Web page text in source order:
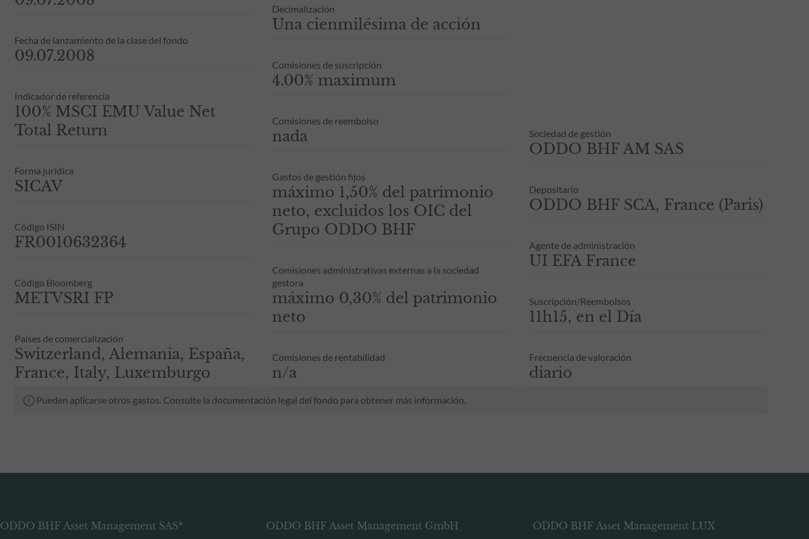
Fecha de lanzamiento de la clase del fondo
09.07.2008
Indicador de referencia
100% MSCI EMU Value Net
Total Return
Forma jurídica
SICAV
Código ISIN
FR0010632364
Código Bloomberg
METVSRI FP
Países de comercialización
Switzerland, Alemania, España,
France, Italy, Luxemburgo
Decimalización
Una cienmilésima de acción
Comisiones de suscripción
4.00% maximum
Comisiones de reembolso
nada
Gastos de gestión fijos
máximo 1,50% del patrimonio
neto, excluidos los OIC del
Grupo ODDO BHF
Comisiones administrativas externas a la sociedad
gestora
máximo 0,30% del patrimonio
neto
Comisiones de rentabilidad
n/a
Sociedad de gestión
ODDO BHF AM SAS
Depositario
ODDO BHF SCA, France (Paris)
Agente de administración
UI EFA France
Suscripción/Reembolsos
11h15, en el Día
Frecuencia de valoración
diario
Pueden aplicarse otros gastos. Consulte la documentación legal del fondo para obtener más información.
ODDO BHF Asset Management SAS* ODDO BHF Asset Management GmbH ODDO BHF Asset Management LUX